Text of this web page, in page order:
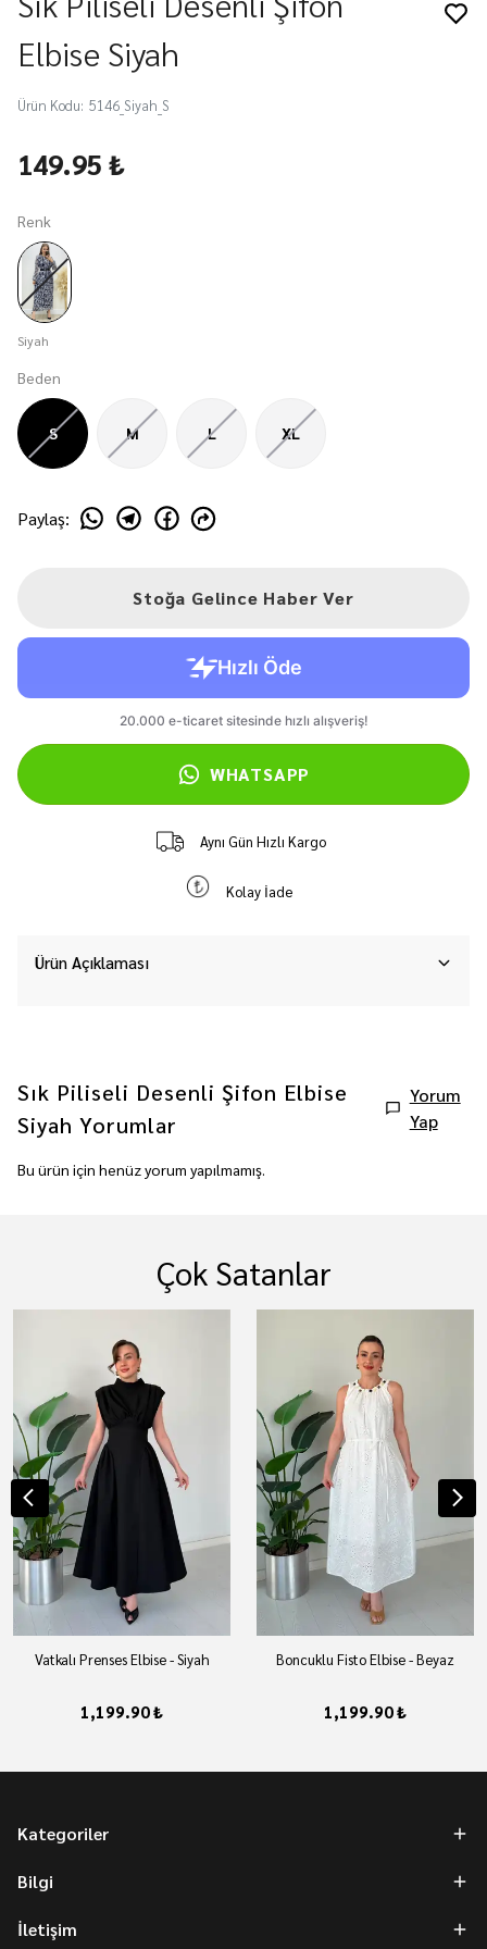
Elbise Siyah
Ürün Kodu: 5146_Siyah_S
149.95 ₺
Renk
Siyah
Beden
S M L XL
Paylaş:
Stoğa Gelince Haber Ver
WHATSAPP
Aynı Gün Hızlı Kargo
Kolay İade
Ürün Açıklaması
Sık Piliseli Desenli Şifon Elbise
Siyah Yorumlar
Yorum
Yap
Bu ürün için henüz yorum yapılmamış.
Çok Satanlar
Vatkalı Prenses Elbise - Siyah
1,199.90 ₺
Boncuklu Fisto Elbise - Beyaz
1,199.90 ₺
Kategoriler
Bilgi
İletişim